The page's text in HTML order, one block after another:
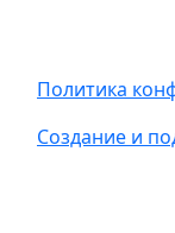
Политика
Создание и